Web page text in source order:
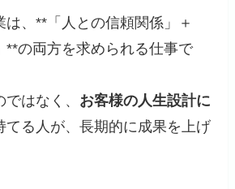
は、**「人との信頼関係」＋
**の両方を求められる仕事で
はなく、 お客様の人生設計に
てる人が、長期的に成果を上げ